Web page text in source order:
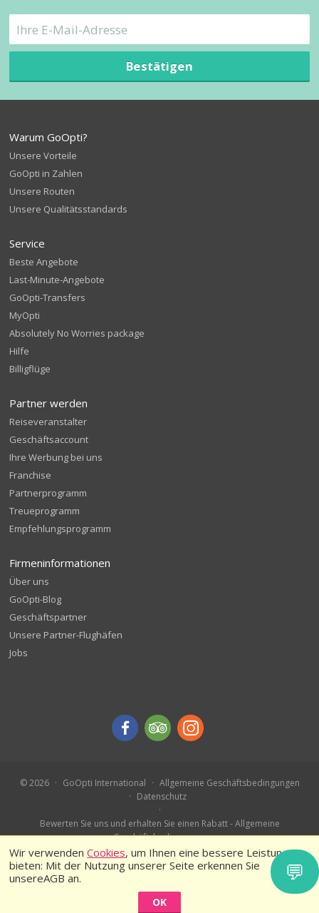
Wir verwendenCookies, um Ihnen eine bessere Leistung zu
bieten: Mit der Nutzung unserer Seite erkennen Sie
unsereAGB an.
OK
Bestätigen
Warum GoOpti?
Unsere Vorteile
GoOpti in Zahlen
Unsere Routen
Unsere Qualitätsstandards
Service
Beste Angebote
Last-Minute-Angebote
GoOpti-Transfers
MyOpti
Absolutely No Worries package
Hilfe
Billigflüge
Partner werden
Reiseveranstalter
Geschäftsaccount
Ihre Werbung bei uns
Franchise
Partnerprogramm
Treueprogramm
Empfehlungsprogramm
Firmeninformationen
Über uns
GoOpti-Blog
Geschäftspartner
Unsere Partner-Flughäfen
Jobs
© 2026 GoOpti International
Allgemeine Geschäftsbedingungen
Datenschutz
Bewerten Sie uns und erhalten Sie einen Rabatt - Allgemeine
Geschäftsbedingungen
Buchen Sie im Voraus – Teilnahmebedingungen
💬